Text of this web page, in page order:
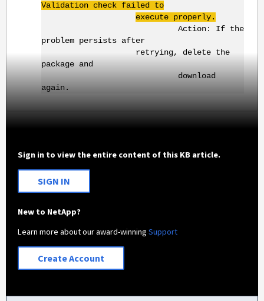
Validation check failed to
execute properly.
Action: If the
problem persists after
retrying, delete the
package and
download
again.
Sign in to view the entire content of this KB article.
SIGN IN
New to NetApp?
Learn more about our award-winningSupport
Create Account